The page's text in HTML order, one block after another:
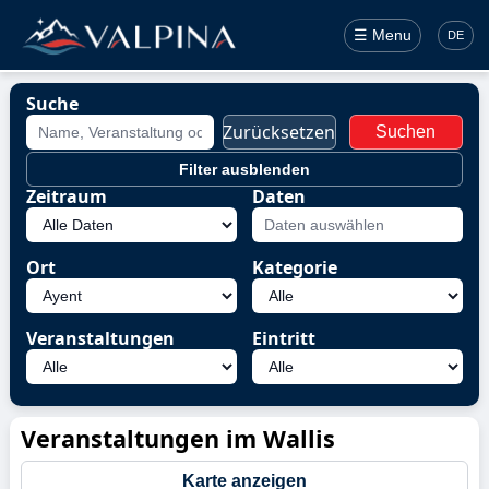
☰ Menu DE
Suche
Zurücksetzen
Suchen
Filter ausblenden
Zeitraum Daten
Ort Kategorie
Veranstaltungen Eintritt
Veranstaltungen im Wallis
Karte anzeigen